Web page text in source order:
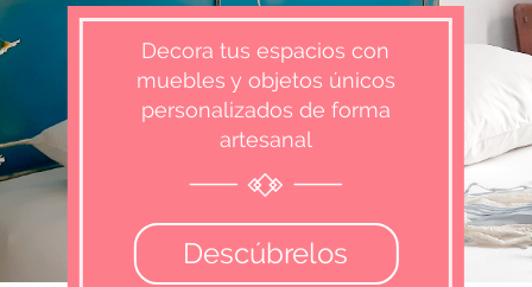
Decora tus espacios con
muebles y objetos únicos
personalizados de forma
artesanal
Descúbrelos